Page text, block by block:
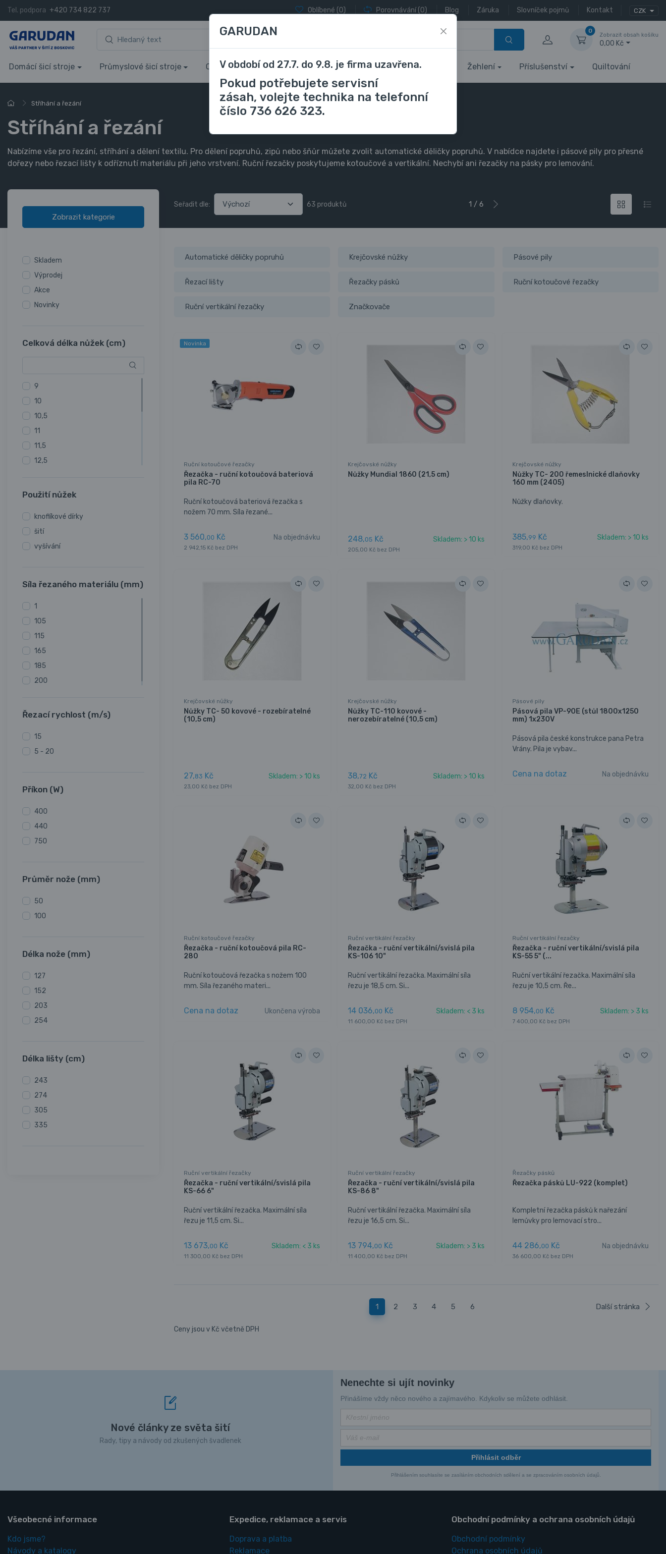
Tel. podpora +420 734 822 737 Oblíbené (0) Porovnávání(0) Blog Záruka Slovníček pojmů Kontakt CZK
0
Zobrazit obsah košíku
0,00 Kč
Domácí šicí stroje Průmyslové šicí stroje Overlocky a coverlocky Vyšívací stroje Stříhání a řezání Žehlení Příslušenství Quiltování
Stříhání a řezání
Stříhání a řezání
Nabízíme vše pro řezání, stříhání a dělení textilu. Pro dělení popruhů, zipů nebo šňůr můžete zvolit automatické děličky popruhů. V nabídce najdete i pásové pily pro přesné
dořezy nebo řezací lišty k odříznutí materiálu při jeho vrstvení. Ruční řezačky poskytujeme kotoučové a vertikální. Nechybí ani řezačky na pásky pro lemování.
Zobrazit kategorie
Skladem
Výprodej
Akce
Novinky
Celková délka nůžek (cm)
9
10
10,5
11
11,5
12,5
15
20
21,5
23
25
Použití nůžek
knoflíkové dírky
šití
vyšívání
Síla řezaného materiálu (mm)
1
105
115
165
185
200
Řezací rychlost (m/s)
15
5 - 20
Příkon (W)
400
440
750
Průměr nože (mm)
50
100
Délka nože (mm)
127
152
203
254
Délka lišty (cm)
243
274
305
335
Seřadit dle: 63 produktů 1 / 6
Automatické děličky popruhů Krejčovské nůžky Pásové pily
Řezací lišty Řezačky pásků Ruční kotoučové řezačky
Ruční vertikální řezačky Značkovače
Novinka
Ruční kotoučové řezačky
Řezačka - ruční kotoučová bateriová
pila RC-70
Ruční kotoučová bateriová řezačka s
nožem 70 mm. Síla řezané...
3 560,00 Kč Na objednávku
2 942,15 Kč bez DPH
Krejčovské nůžky
Nůžky Mundial 1860 (21,5 cm)
248,05 Kč Skladem: > 10 ks
205,00 Kč bez DPH
Krejčovské nůžky
Nůžky TC- 200 řemeslnické dlaňovky
160 mm (2405)
Nůžky dlaňovky.
385,99 Kč Skladem: > 10 ks
319,00 Kč bez DPH
Krejčovské nůžky
Nůžky TC- 50 kovové - rozebíratelné
(10,5 cm)
27,83 Kč Skladem: > 10 ks
23,00 Kč bez DPH
Krejčovské nůžky
Nůžky TC-110 kovové -
nerozebíratelné (10,5 cm)
38,72 Kč Skladem: > 10 ks
32,00 Kč bez DPH
Pásové pily
Pásová pila VP-90E (stůl 1800x1250
mm) 1x230V
Pásová pila české konstrukce pana Petra
Vrány. Pila je vybav...
Cena na dotaz Na objednávku
Ruční kotoučové řezačky
Řezačka - ruční kotoučová pila RC-
280
Ruční kotoučová řezačka s nožem 100
mm. Síla řezaného materi...
Cena na dotaz Ukončena výroba
Ruční vertikální řezačky
Řezačka - ruční vertikální/svislá pila
KS-106 10"
Ruční vertikální řezačka. Maximální síla
řezu je 18,5 cm. Si...
14 036,00 Kč Skladem: < 3 ks
11 600,00 Kč bez DPH
Ruční vertikální řezačky
Řezačka - ruční vertikální/svislá pila
KS-55 5" (...
Ruční vertikální řezačka. Maximální síla
řezu je 10,5 cm. Ře...
8 954,00 Kč Skladem: > 3 ks
7 400,00 Kč bez DPH
Ruční vertikální řezačky
Řezačka - ruční vertikální/svislá pila
KS-66 6"
Ruční vertikální řezačka. Maximální síla
řezu je 11,5 cm. Si...
13 673,00 Kč Skladem: < 3 ks
11 300,00 Kč bez DPH
Ruční vertikální řezačky
Řezačka - ruční vertikální/svislá pila
KS-86 8"
Ruční vertikální řezačka. Maximální síla
řezu je 16,5 cm. Si...
13 794,00 Kč Skladem: > 3 ks
11 400,00 Kč bez DPH
Řezačky pásků
Řezačka pásků LU-922 (komplet)
Kompletní řezačka pásků k nařezání
lemůvky pro lemovací stro...
44 286,00 Kč Na objednávku
36 600,00 Kč bez DPH
1 2 3 4 5 6 Další stránka
Ceny jsou v Kč včetně DPH
Nové články ze světa šití
Rady, tipy a návody od zkušených švadlenek
Nenechte si ujít novinky
Přinášíme vždy něco nového a zajímavého. Kdykoliv se můžete odhlásit.
Přihlásit odběr
Přihlášením souhlasíte se zasíláním obchodních sdělení a se zpracováním osobních údajů.
Všeobecné informace
Kdo jsme?
Návody a katalogy
Expedice, reklamace a servis
Doprava a platba
Reklamace
Obchodní podmínky a ochrana osobních údajů
Obchodní podmínky
Ochrana osobních údajů
GARUDAN
V období od 27.7. do 9.8. je firma uzavřena.
Pokud potřebujete servisní
zásah, volejte technika na telefonní
číslo 736 626 323.